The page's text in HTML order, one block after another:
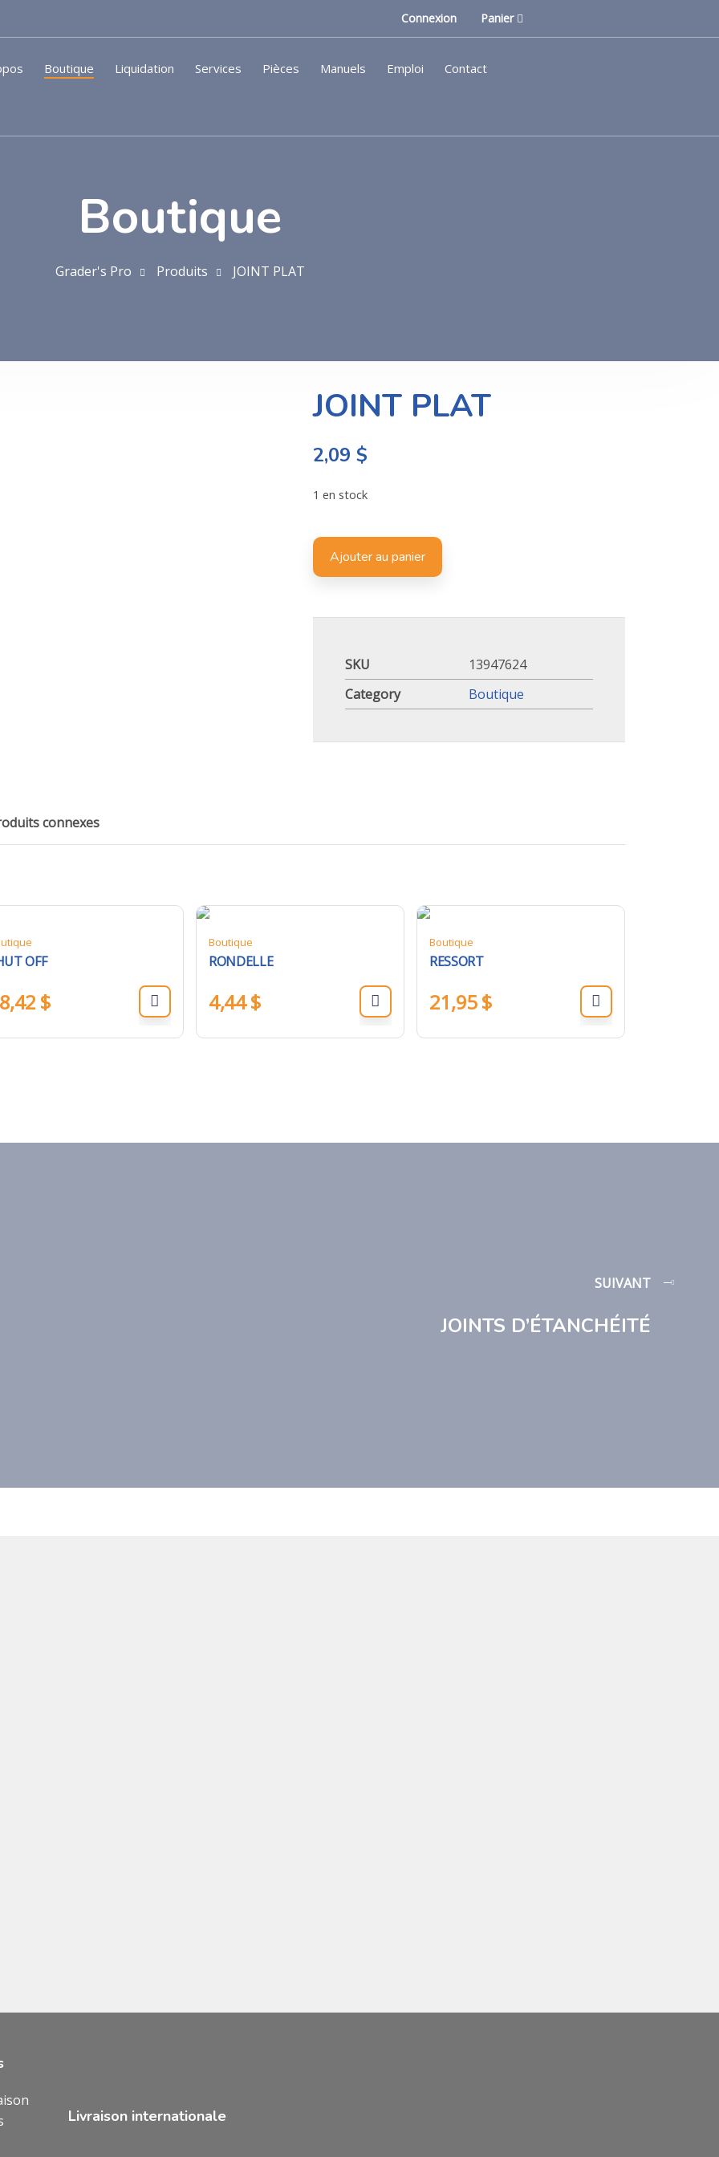
Connexion Panier
Boutique Liquidation Services Pièces Manuels Emploi Contact
Boutique
Grader's Pro Produits JOINT PLAT
JOINT PLAT
2,09$
1 en stock
Ajouter au panier
SKU
13947624
Category
Boutique
connexes
OFF
$
Boutique
RONDELLE
4,44$
Boutique
RESSORT
21,95$
SUIVANT
JOINTS D’ÉTANCHÉITÉ
Livraison internationale